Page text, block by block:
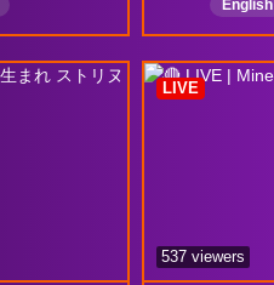
English
LIVE
537 viewers